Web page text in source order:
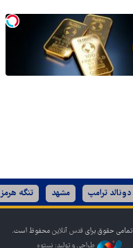
دونالد ترامپ مشهد تنگه هرمز
تمامی حقوق برای قدس آنلاین محفوظ است.
طراحی و تولید: نستوه